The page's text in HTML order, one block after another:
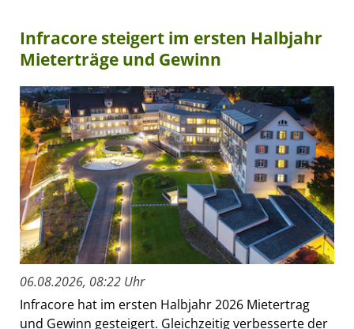
Infracore steigert im ersten Halbjahr
Mieterträge und Gewinn
06.08.2026, 08:22 Uhr
Infracore hat im ersten Halbjahr 2026 Mietertrag
und Gewinn gesteigert. Gleichzeitig verbesserte der